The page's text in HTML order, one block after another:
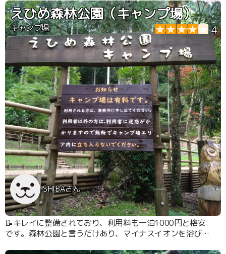
えひめ森林公園（キャンプ場）
キャンプ場 4
SHIBAさん
📝キレイに整備されており、利用料も一泊1000円と格安
です。森林公園と言うだけあり、マイナスイオンを浴びな